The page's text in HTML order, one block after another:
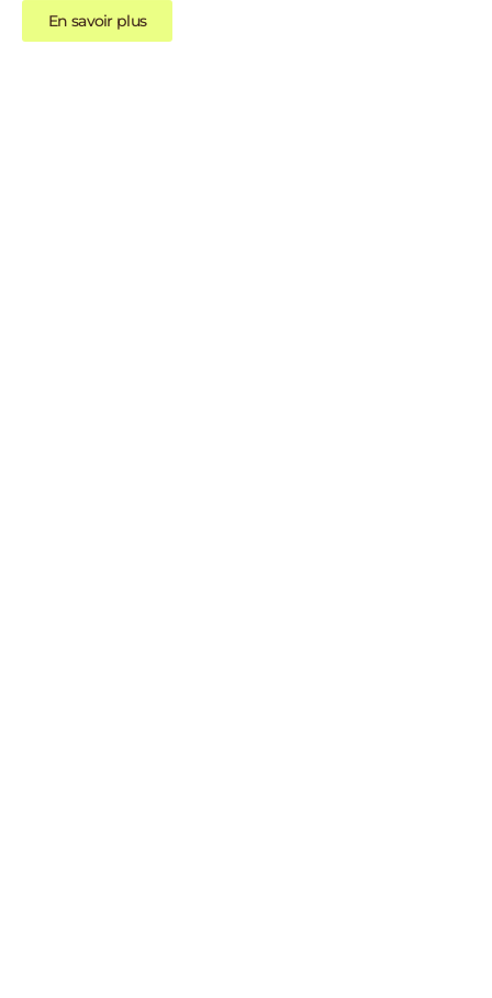
En savoir plus